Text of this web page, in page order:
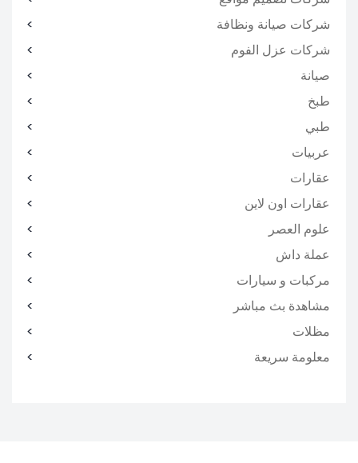
شركات صيانة ونظافة
شركات عزل الفوم
صيانة
طبخ
طبي
عربيات
عقارات
عقارات اون لاين
علوم العصر
عملة داش
مركبات و سيارات
مشاهدة بث مباشر
مظلات
معلومة سريعة